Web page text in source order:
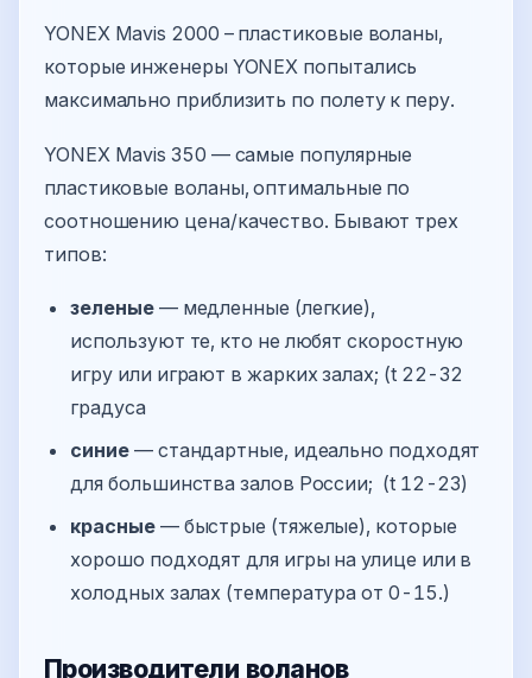
YONEX Mavis 2000 – пластиковые воланы,
которые инженеры YONEX попытались
максимально приблизить по полету к перу.
YONEX Mavis 350 — самые популярные
пластиковые воланы, оптимальные по
соотношению цена/качество. Бывают трех
типов:
зеленые — медленные (легкие),
используют те, кто не любят скоростную
игру или играют в жарких залах; (t 22-32
градуса
синие — стандартные, идеально подходят
для большинства залов России; (t 12-23)
красные — быстрые (тяжелые), которые
хорошо подходят для игры на улице или в
холодных залах (температура от 0-15.)
Производители воланов